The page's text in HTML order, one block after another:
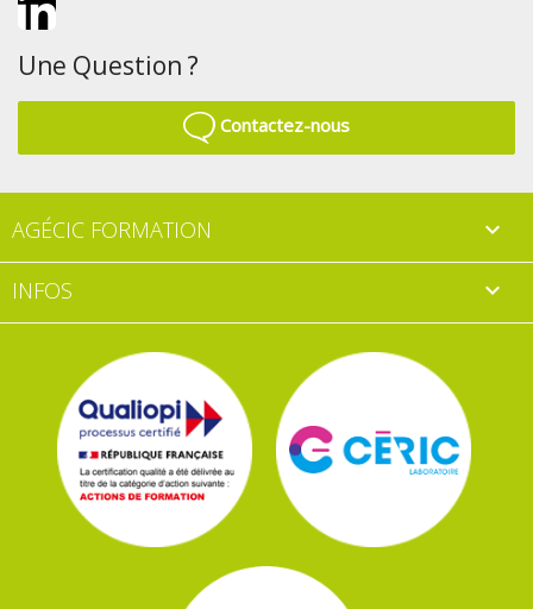
Une Question ?
Contactez-nous
AGÉCIC FORMATION 
INFOS 